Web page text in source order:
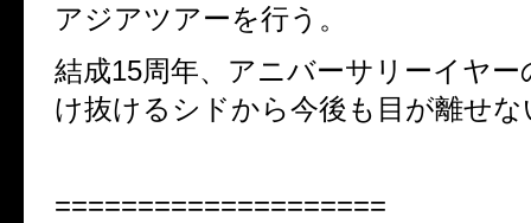
アジアツアーを行う。
結成15周年、アニバーサリーイヤー
け抜けるシドから今後も目が離せな
====================